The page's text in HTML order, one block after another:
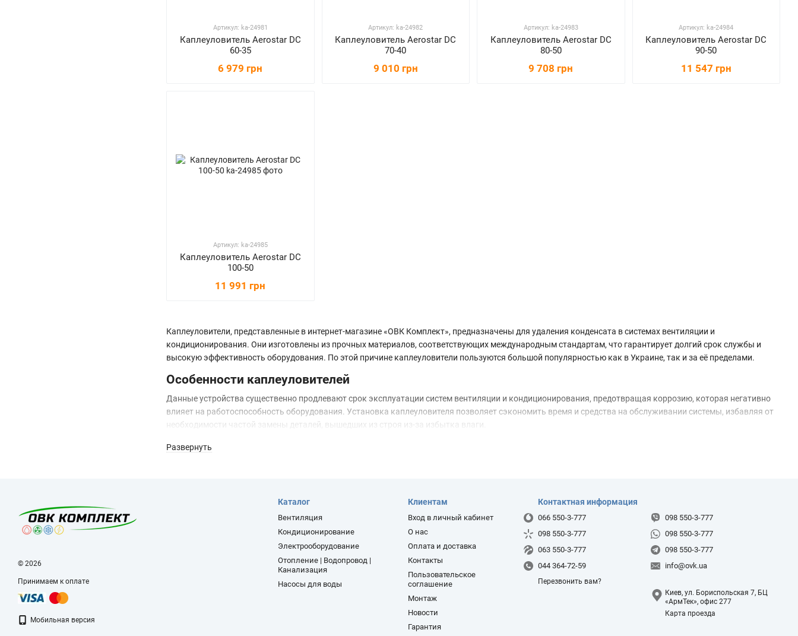
Каплеуловители, представленные в интернет-магазине «ОВК Комплект», предназначены для удаления конденсата в системах вентиляции и
кондиционирования. Они изготовлены из прочных материалов, соответствующих международным стандартам, что гарантирует долгий срок службы и
высокую эффективность оборудования. По этой причине каплеуловители пользуются большой популярностью как в Украине, так и за её пределами.
Особенности каплеуловителей
Данные устройства существенно продлевают срок эксплуатации систем вентиляции и кондиционирования, предотвращая коррозию, которая негативно
влияет на работоспособность оборудования. Установка каплеуловителя позволяет сэкономить время и средства на обслуживании системы, избавляя от
необходимости частой замены деталей, вышедших из строя из-за избытка влаги.
Конструкция каплеуловителя проста и надежна. Корпус выполнен из оцинкованной стали со специальным покрытием, защищающим от воздействия
влаги и коррозии. В комплект поставки входит само изделие, необходимая документация и специальный поддон для сбора конденсата. Монтаж
службы не только каплеуловителя, но и всей вентиляционной системы. Приобретайте надежное оборудование в интернет-магазине «ОВК Комплект» —
использование качественной техники гарантирует эффективный результат.
Развернуть
Артикул: ka-24981
Каплеуловитель Aerostar DC
60-35
6 979 грн
Артикул: ka-24982
Каплеуловитель Aerostar DC
70-40
9 010 грн
Артикул: ka-24983
Каплеуловитель Aerostar DC
80-50
9 708 грн
Артикул: ka-24984
Каплеуловитель Aerostar DC
90-50
11 547 грн
Артикул: ka-24985
Каплеуловитель Aerostar DC
100-50
11 991 грн
© 2026
Принимаем к оплате
Мобильная версия
Каталог
Вентиляция
Кондиционирование
Электрооборудование
Отопление | Водопровод |
Канализация
Насосы для воды
Клиентам
Вход в личный кабинет
О нас
Оплата и доставка
Контакты
Пользовательское
соглашение
Монтаж
Новости
Гарантия
Контактная информация
066 550-3-777
098 550-3-777
063 550-3-777
044 364-72-59
Перезвонить вам?
098 550-3-777
098 550-3-777
098 550-3-777
info@ovk.ua
Киев, ул. Бориспольская 7, БЦ
«АрмТек», офис 277
Карта проезда